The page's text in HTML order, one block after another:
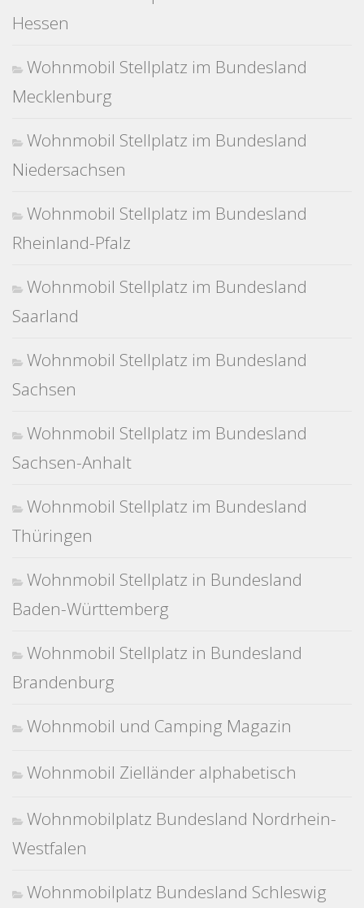
Hessen
Wohnmobil Stellplatz im Bundesland
Mecklenburg
Wohnmobil Stellplatz im Bundesland
Niedersachsen
Wohnmobil Stellplatz im Bundesland
Rheinland-Pfalz
Wohnmobil Stellplatz im Bundesland
Saarland
Wohnmobil Stellplatz im Bundesland
Sachsen
Wohnmobil Stellplatz im Bundesland
Sachsen-Anhalt
Wohnmobil Stellplatz im Bundesland
Thüringen
Wohnmobil Stellplatz in Bundesland
Baden-Württemberg
Wohnmobil Stellplatz in Bundesland
Brandenburg
Wohnmobil und Camping Magazin
Wohnmobil Zielländer alphabetisch
Wohnmobilplatz Bundesland Nordrhein-
Westfalen
Wohnmobilplatz Bundesland Schleswig